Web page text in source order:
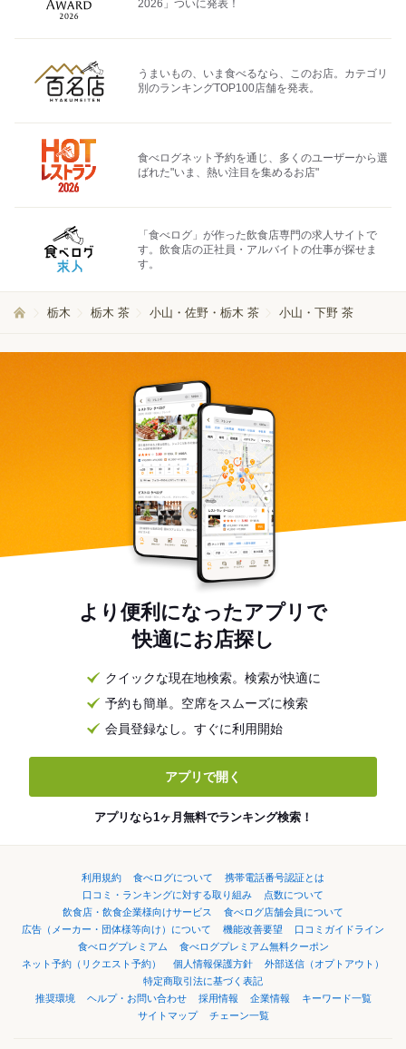
2026」ついに発表！
うまいもの、いま食べるなら、このお店。カテゴリ
別のランキングTOP100店舗を発表。
食べログネット予約を通じ、多くのユーザーから選
ばれた"いま、熱い注目を集めるお店"
「食べログ」が作った飲食店専門の求人サイトで
す。飲食店の正社員・アルバイトの仕事が探せま
す。
栃木 栃木 茶 小山・佐野・栃木 茶 小山・下野 茶
より便利になったアプリで
快適にお店探し
クイックな現在地検索。検索が快適に
予約も簡単。空席をスムーズに検索
会員登録なし。すぐに利用開始
アプリで開く
アプリなら1ヶ月無料でランキング検索！
利用規約 食べログについて
携帯電話番号認証とは
口コミ・ランキングに対する取り組み
点数について
飲食店・飲食企業様向けサービス
食べログ店舗会員について
広告（メーカー・団体様等向け）について
機能改善要望
口コミガイドライン
食べログプレミアム
食べログプレミアム無料クーポン
ネット予約（リクエスト予約）
個人情報保護方針
外部送信（オプトアウト）
特定商取引法に基づく表記
推奨環境
ヘルプ・お問い合わせ 採用情報 企業情報
キーワード一覧
サイトマップ
チェーン一覧